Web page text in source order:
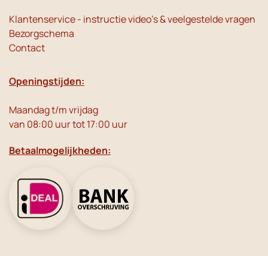
Klantenservice - instructie video's & veelgestelde vragen
Bezorgschema
Contact
Openingstijden:
Maandag t/m vrijdag
van 08:00 uur tot 17:00 uur
Betaalmogelijkheden: